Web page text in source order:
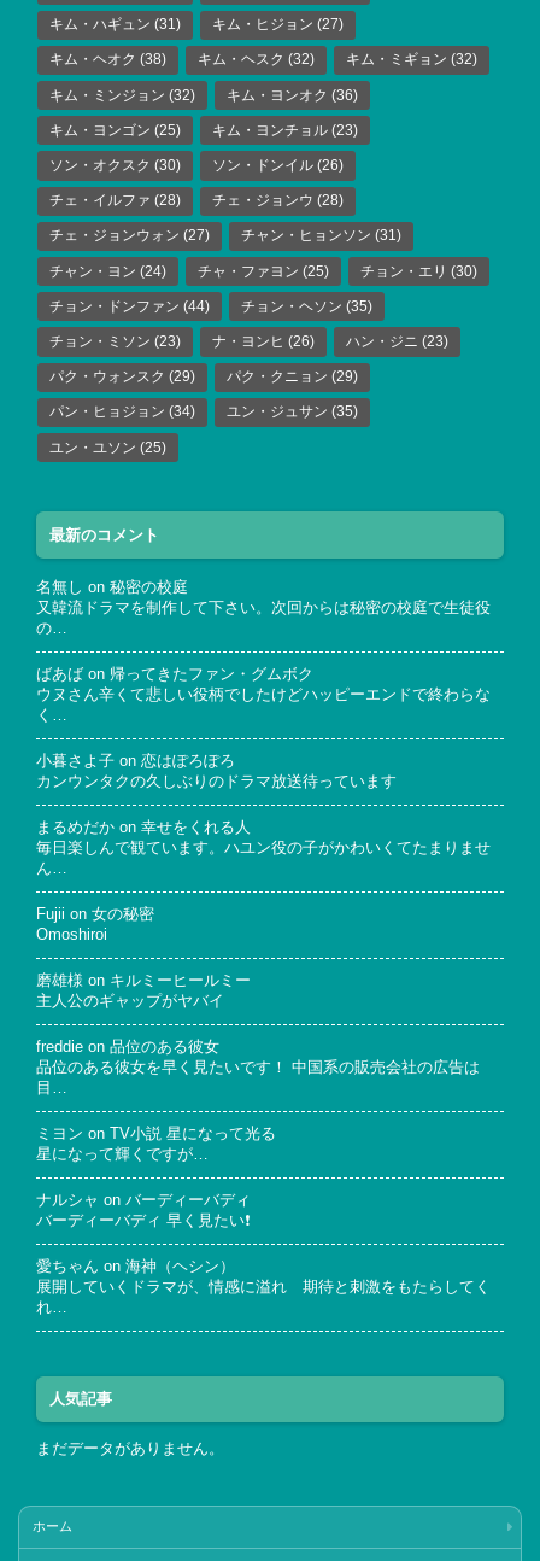
キム・ハギュン (31) キム・ヒジョン (27)
キム・ヘオク (38) キム・ヘスク (32) キム・ミギョン (32)
キム・ミンジョン (32) キム・ヨンオク (36)
キム・ヨンゴン (25) キム・ヨンチョル (23)
ソン・オクスク (30) ソン・ドンイル (26)
チェ・イルファ (28) チェ・ジョンウ (28)
チェ・ジョンウォン (27) チャン・ヒョンソン (31)
チャン・ヨン (24) チャ・ファヨン (25) チョン・エリ (30)
チョン・ドンファン (44) チョン・ヘソン (35)
チョン・ミソン (23) ナ・ヨンヒ (26) ハン・ジニ (23)
パク・ウォンスク (29) パク・クニョン (29)
パン・ヒョジョン (34) ユン・ジュサン (35)
ユン・ユソン (25)
最新のコメント
名無し on 秘密の校庭
又韓流ドラマを制作して下さい。次回からは秘密の校庭で生徒役
の…
ばあば on 帰ってきたファン・グムボク
ウヌさん辛くて悲しい役柄でしたけどハッピーエンドで終わらな
く…
小暮さよ子 on 恋はぽろぽろ
カンウンタクの久しぶりのドラマ放送待っています
まるめだか on 幸せをくれる人
毎日楽しんで観ています。ハユン役の子がかわいくてたまりませ
ん…
Fujii on 女の秘密
Omoshiroi
磨雄様 on キルミーヒールミー
主人公のギャップがヤバイ
freddie on 品位のある彼女
品位のある彼女を早く見たいです！ 中国系の販売会社の広告は
目…
ミヨン on
TV小説 星になって光る
星になって輝くですが…
ナルシャ on バーディーバディ
バーディーバディ 早く見たい❗
愛ちゃん on 海神（ヘシン）
展開していくドラマが、情感に溢れ 期待と刺激をもたらしてく
れ…
人気記事
まだデータがありません。
ホーム